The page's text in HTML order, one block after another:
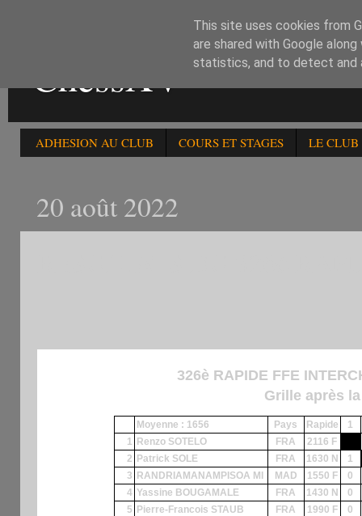
ChessXV
ADHESION AU CLUB COURS ET STAGES LE CLUB
20 août 2022
326è RAPIDE FFE
Grille après
Moyenne : 1656 Pays Rapide
1
1 Renzo SOTELO FRA
2116 F
2 Patrick SOLE FRA 1630 N
1
3 RANDRIAMANAMPISOA MI MAD 1550 F
0
4 Yassine BOUGAMALE FRA 1430 N
0
5 Pierre-Francois STAUB FRA 1990 F
0
This site uses cookies from
are shared with Google
statistics, and to detect and